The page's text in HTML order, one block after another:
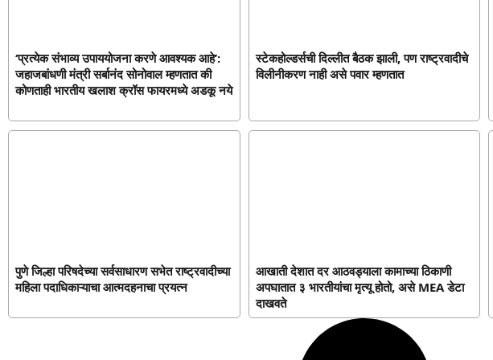
‘प्रत्येक संभाव्य उपाययोजना करणे आवश्यक आहे’:
जहाजबांधणी मंत्री सर्बानंद सोनोवाल म्हणतात की
कोणताही भारतीय खलाश क्रॉस फायरमध्ये अडकू नये
स्टेकहोल्डर्सची दिल्लीत बैठक झाली, पण राष्ट्रवादीचे
विलीनीकरण नाही असे पवार म्हणतात
पुणे जिल्हा परिषदेच्या सर्वसाधारण सभेत राष्ट्रवादीच्या
महिला पदाधिकाऱ्याचा आत्मदहनाचा प्रयत्न
आखाती देशात दर आठवड्याला कामाच्या ठिकाणी
अपघातात ३ भारतीयांचा मृत्यू होतो, असे MEA डेटा
दाखवते